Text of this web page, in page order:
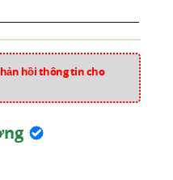
,Sodium Laureth
hồi thông tin cho